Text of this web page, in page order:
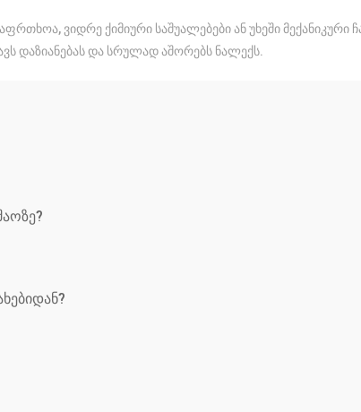
ვიდრე ქიმიური საშუალებები ან უხეში მექანიკური
დაზიანებას და სრულად აშორებს ნალექს.